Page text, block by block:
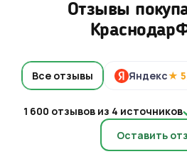
Отзывы
Все отзывы Яндекс★
1 600 отзывов из 4 источников
Оставить